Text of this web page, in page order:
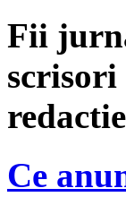
Fii
scrisori
Ce